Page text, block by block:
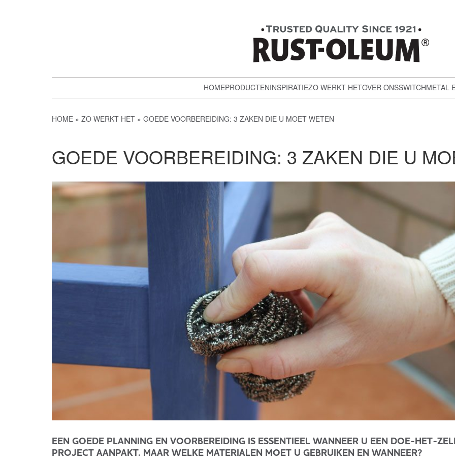
HOMEPRODUCTENINSPIRATIEZO WERKT HETOVER ONSSWITCHMETAL
HOME ZO WERKT HET GOEDE VOORBEREIDING: 3 ZAKEN DIE U MOET WETEN
GOEDE VOORBEREIDING: 3 ZAKEN DIE U
EEN GOEDE PLANNING EN VOORBEREIDING IS ESSENTIEEL WANNEER U EEN DOE-HET-
PROJECT AANPAKT. MAAR WELKE MATERIALEN MOET U GEBRUIKEN EN WANNEER?